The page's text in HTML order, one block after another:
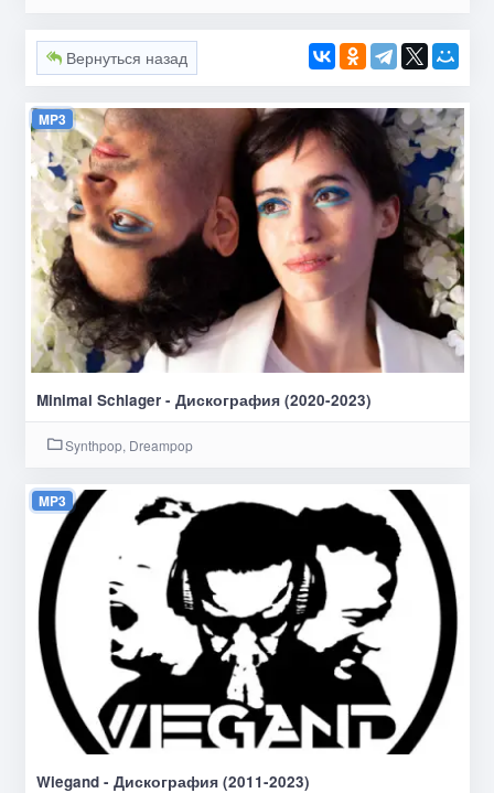
Вернуться назад
MP3
Minimal Schlager - Дискография (2020-2023)
Synthpop, Dreampop
MP3
Wiegand - Дискография (2011-2023)